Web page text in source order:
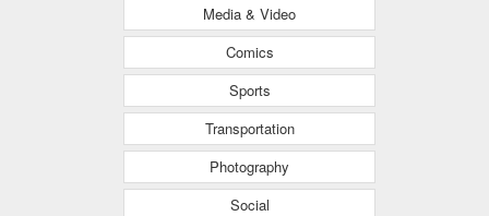
Media & Video
Comics
Sports
Transportation
Photography
Social